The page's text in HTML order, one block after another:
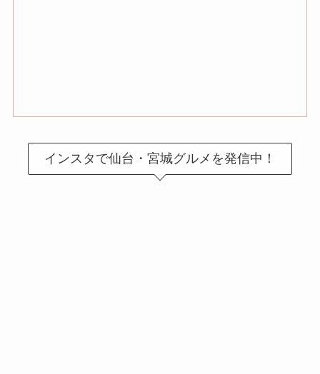
インスタで仙台・宮城グルメを発信中！